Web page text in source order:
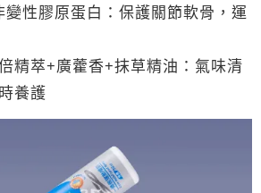
性膠原蛋白：保護關節軟骨，運
精萃+廣藿香+抹草精油：氣味清
養護